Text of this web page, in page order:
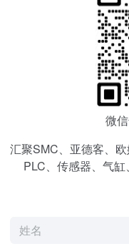
微信
汇聚SMC、亚德客、
PLC、传感器、气